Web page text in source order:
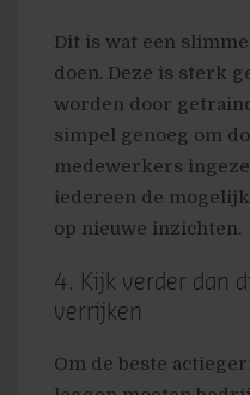
Dit is wat een
doen. Deze is sterk
worden door
simpel genoeg om
medewerkers
iedereen de
op nieuwe inzichten.
4. Kijk verder dan
verrijken
Om de beste